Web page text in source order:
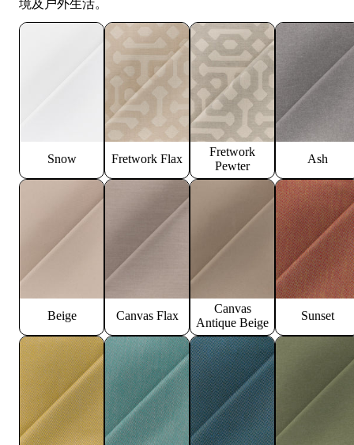
境及户外生活。
Snow Fretwork Flax
Fretwork
Pewter
Ash
Beige Canvas Flax
Canvas
Antique Beige
Sunset